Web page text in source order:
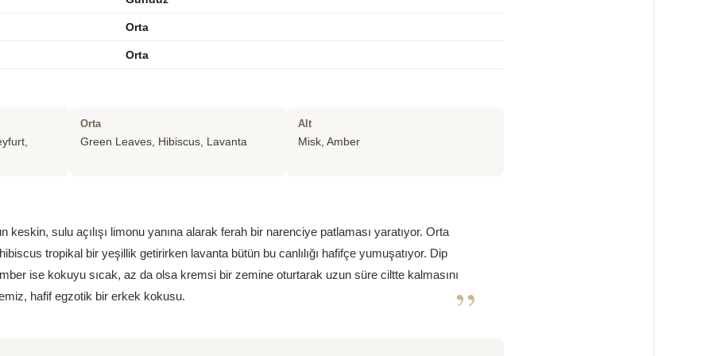
Orta
Orta
Orta
Green Leaves, Hibiscus, Lavanta
Alt
Misk, Amber
keskin, sulu açılışı limonu yanına alarak ferah bir narenciye patlaması yaratıyor. Orta
tropikal bir yeşillik getirirken lavanta bütün bu canlılığı hafifçe yumuşatıyor. Dip
ise kokuyu sıcak, az da olsa kremsi bir zemine oturtarak uzun süre ciltte kalmasını
hafif egzotik bir erkek kokusu.
”